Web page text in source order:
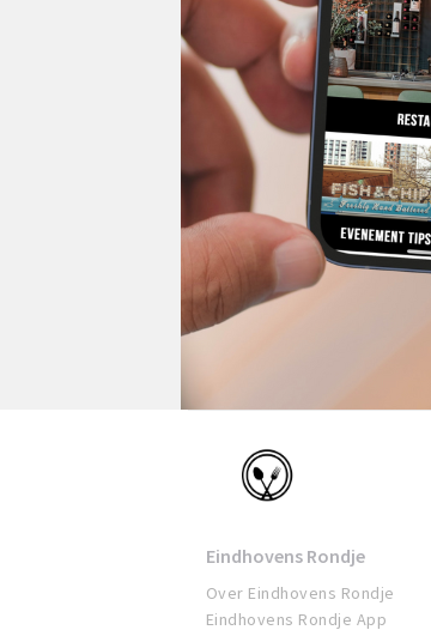
Eindhoven
Eindhovens Rondje
Over Eindhovens Rondje
Eindhovens Rondje App